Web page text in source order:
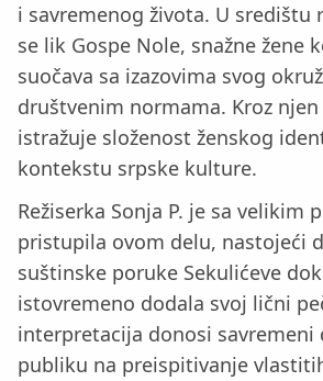
i savremenog života. U središtu
se lik Gospe Nole, snažne žene
suočava sa izazovima svog
društvenim normama. Kroz
istražuje složenost ženskog
kontekstu srpske kulture.
Režiserka Sonja P. je sa velikim
pristupila ovom delu, nastojeći
suštinske poruke Sekulićeve
istovremeno dodala svoj lični
interpretacija donosi savremeni
publiku na preispitivanje